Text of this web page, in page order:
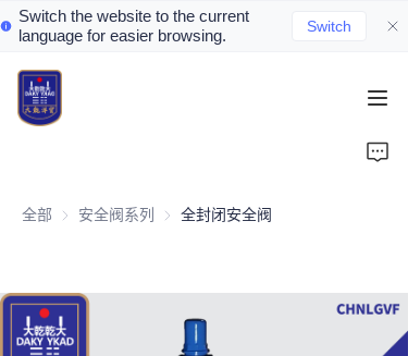
Switch the website to the current
language for easier browsing.
Switch
全部 安全阀系列 安全阀系列
全封闭安全阀
Home
Valve Products
Valve News